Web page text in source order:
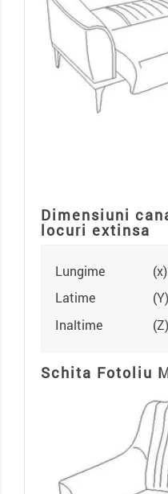
Dimensiuni
locuri extinsa
Lungime
Latime
Inaltime
Schita Fotoliu